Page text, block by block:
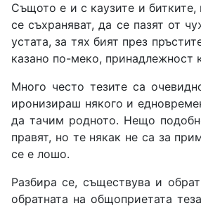
Същото е и с каузите и
се съхраняват, да се пазят от
устата, за тях бият през
казано по-меко, принадлежност
Много често тезите са
иронизираш някого и
да тачим родното. Нещо
правят, но те някак не са за
се е лошо.
Разбира се, съществува и
обратната на общоприетата